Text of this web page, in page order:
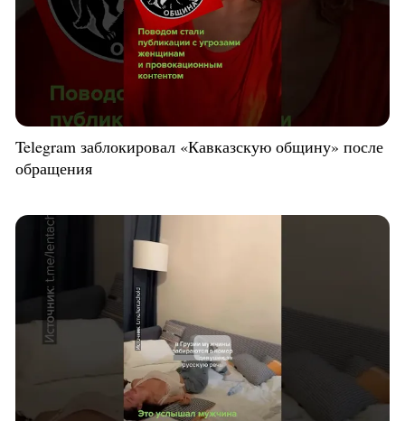
Telegram заблокировал «Кавказскую общину» после
обращения